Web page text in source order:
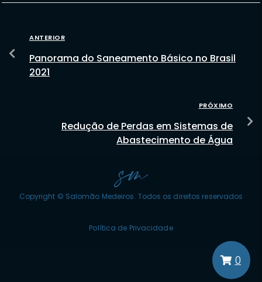
ANTERIOR
Panorama do Saneamento Básico no Brasil
2021
PRÓXIMO
Redução de Perdas em Sistemas de
Abastecimento de Água
Copyright © Salomão Medeiros. Todos os direitos reservados
Política de Privacidade
0